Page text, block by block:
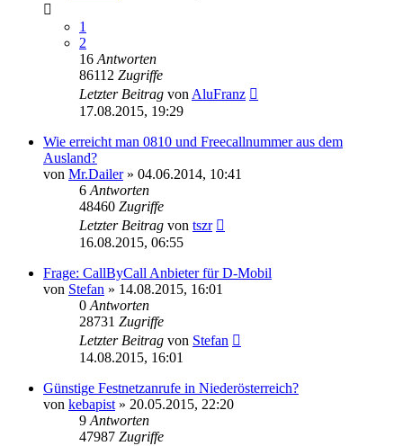
1
2
16 Antworten
86112 Zugriffe
Letzter Beitrag von AluFranz
17.08.2015, 19:29
Wie erreicht man 0810 und Freecallnummer aus dem
Ausland?
von Mr.Dailer» 04.06.2014, 10:41
6 Antworten
48460 Zugriffe
Letzter Beitrag von tszr
16.08.2015, 06:55
Frage: CallByCall Anbieter für D-Mobil
von Stefan » 14.08.2015, 16:01
0 Antworten
28731 Zugriffe
Letzter Beitrag von Stefan
14.08.2015, 16:01
Günstige Festnetzanrufe in Niederösterreich?
von kebapist » 20.05.2015, 22:20
9 Antworten
47987 Zugriffe